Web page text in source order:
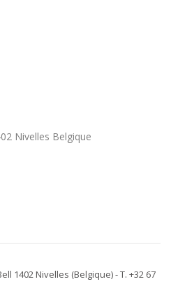
Nivelles Belgique
1402 Nivelles (Belgique)- T. +32 67